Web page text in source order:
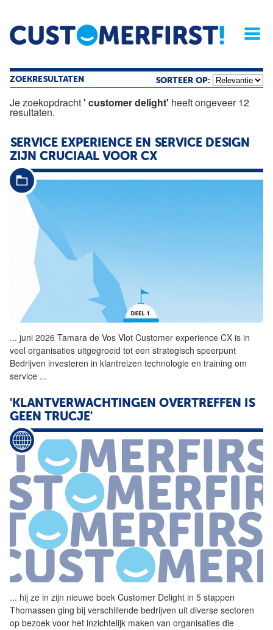
Home Opinie Archief
Magazine
ZOEKRESULTATEN SORTEER OP:
Je zoekopdracht' customer delight' heeft ongeveer 12
resultaten.
SERVICE EXPERIENCE EN SERVICE DESIGN
ZIJN CRUCIAAL VOOR CX
... juni 2026 Tamara de Vos Vlot Customer experience CX is in
veel organisaties uitgegroeid tot een strategisch speerpunt
Bedrijven investeren in klantreizen technologie en training om
service ...
'KLANTVERWACHTINGEN OVERTREFFEN IS
GEEN TRUCJE'
... hij ze in zijn nieuwe boek Customer Delight in 5 stappen
Thomassen ging bij verschillende bedrijven uit diverse sectoren
op bezoek voor het inzichtelijk maken van organisaties die